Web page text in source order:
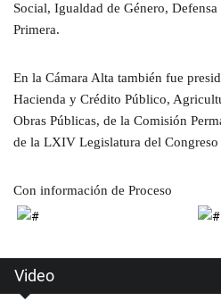
Social, Igualdad de Género,
Primera.
En la Cámara Alta también fue
Hacienda y Crédito Público,
Obras Públicas, de la Comisión
de la LXIV Legislatura del
Con información de Proceso
Video